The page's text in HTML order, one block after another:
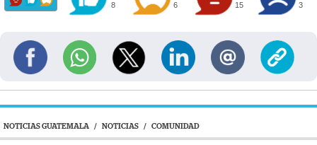
8 6 15 3
NOTICIAS GUATEMALA / NOTICIAS / COMUNIDAD